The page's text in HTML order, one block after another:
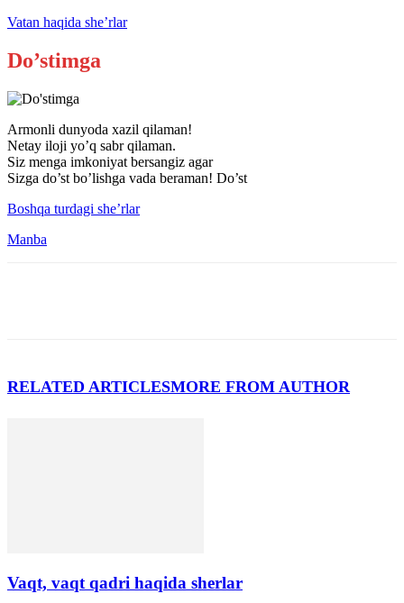
Vatan haqida she’rlar
Do’stimga
Armonli dunyoda xazil qilaman!
Netay iloji yo’q sabr qilaman.
Siz menga imkoniyat bersangiz agar
Sizga do’st bo’lishga vada beraman! Do’st
Boshqa turdagi she’rlar
Manba
RELATED ARTICLESMORE FROM AUTHOR
Vaqt, vaqt qadri haqida sherlar